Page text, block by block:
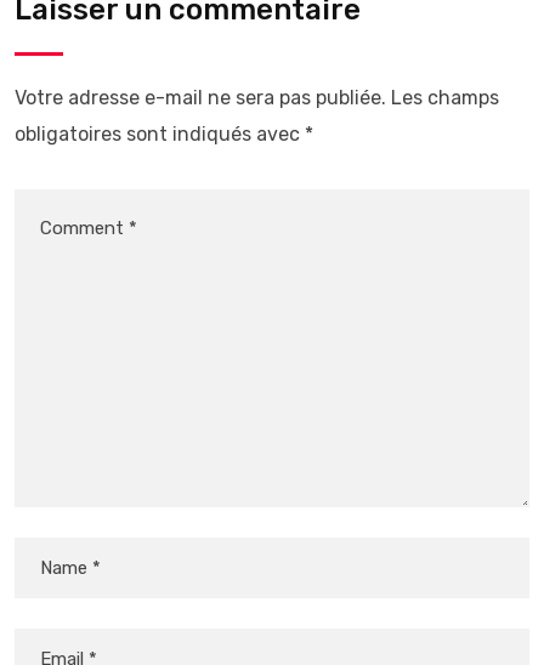
Laisser un commentaire
Votre adresse e-mail ne sera pas publiée. Les champs
obligatoires sont indiqués avec *